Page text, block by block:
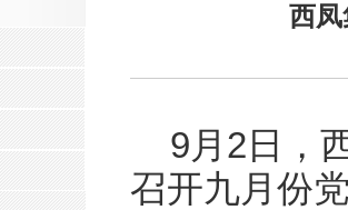
西
9月2日，
召开九月份